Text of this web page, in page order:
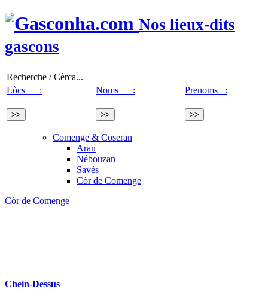
Nos lieux-dits
gascons
Recherche / Cèrca...
Lòcs :
Noms : Prenoms :
Comenge & Coseran
Aran
Nébouzan
Savés
Còr de Comenge
Còr de Comenge
Chein-Dessus